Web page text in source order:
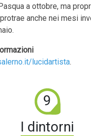
a ottobre, ma
anche nei mesi
lucidartista.
9
I dintorni